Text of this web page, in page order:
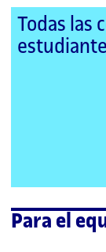
Todas las
Para el